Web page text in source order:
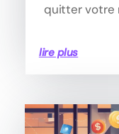
quitter votre
lire plus